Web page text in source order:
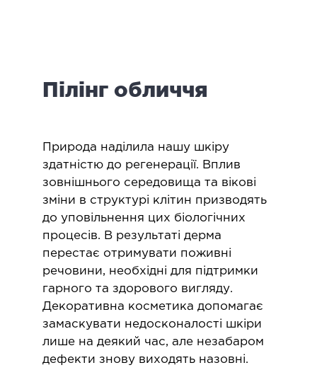
ХІРУРГІЯ
в гінекології
в онкології
в хірургії
ТА ОНКОХІРУРГІЯ
і хвороби молочної залози
Пілінг обличчя
Природа наділила нашу шкіру
здатністю до регенерації. Вплив
зовнішнього середовища та вікові
зміни в структурі клітин призводять
до уповільнення цих біологічних
процесів. В результаті дерма
перестає отримувати поживні
речовини, необхідні для підтримки
гарного та здорового вигляду.
Декоративна косметика допомагає
замаскувати недосконалості шкіри
лише на деякий час, але незабаром
дефекти знову виходять назовні.